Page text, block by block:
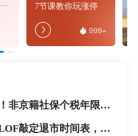
章源钨业调高钨价 国内钨价再现涨价迹象
7节课教你玩涨停
北京房地产新政来了！非京籍社保个税年限下调为一年，提高住房公积金最高贷款额度
重磅新规！商品期货LOF敲定退市时间表，约125只LOF产品迎规范调整